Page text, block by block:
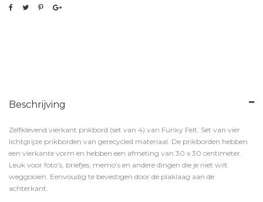
Beschrijving
Zelfklevend vierkant prikbord (set van 4) van Funky Felt. Set van vier
lichtgrijze prikborden van gerecycled materiaal. De prikborden hebben
een vierkante vorm en hebben een afmeting van 30 x 30 centimeter.
Leuk voor foto’s, briefjes, memo’s en andere dingen die je niet wilt
weggooien. Eenvoudig te bevestigen door de plaklaag aan de
achterkant.